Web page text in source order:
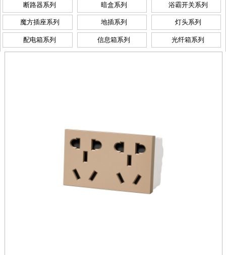
断路器系列 暗盒系列 浴霸开关系列
魔方插座系列 地插系列 灯头系列
配电箱系列 信息箱系列 光纤箱系列